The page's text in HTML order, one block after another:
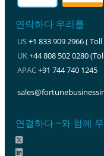
연락하다 우리를
US+1 833 909 2966 (
UK+44 808 502 0280
APAC+91 744 740 1245
연결하다 ~와 함께